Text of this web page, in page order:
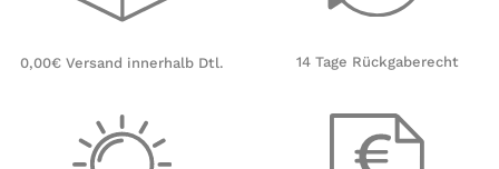
0,00€ Versand innerhalb Dtl. 14 Tage Rückgaberecht